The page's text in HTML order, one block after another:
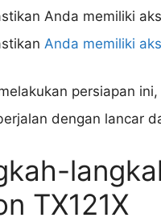
Anda memiliki
Anda memiliki
persiapan
dengan lancar
TX121X